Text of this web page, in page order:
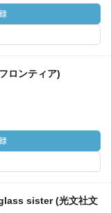
ロンティア)
sister (光文社文